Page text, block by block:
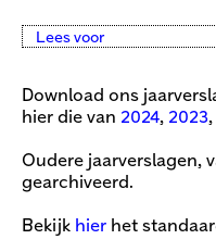
Lees voor
Download ons
hier die van 2024, 2023,
Oudere jaarverslagen,
gearchiveerd.
Bekijk hier het